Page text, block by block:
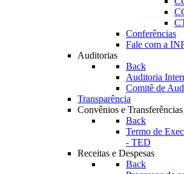
Conferências
Fale com a
Auditorias
Back
Auditoria
Comitê de
Transparência
Convênios e Transferências
Back
Termo de
- TED
Receitas e Despesas
Back